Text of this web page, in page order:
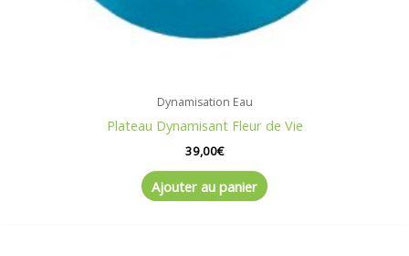
Dynamisation Eau
Plateau Dynamisant Fleur de Vie
39,00€
Ajouter au panier